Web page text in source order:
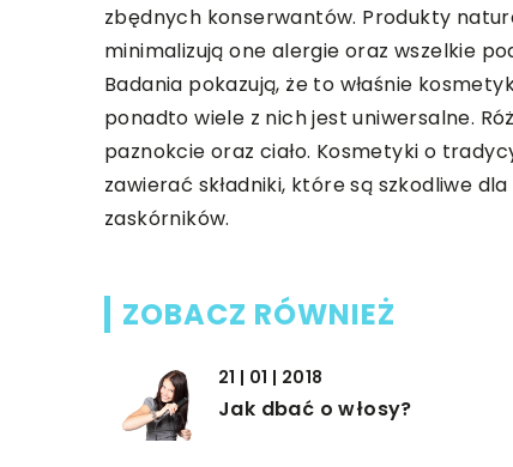
zbędnych konserwantów. Produkty
minimalizują one alergie oraz wszelkie
Badania pokazują, że to właśnie
ponadto wiele z nich jest uniwersalne.
paznokcie oraz ciało. Kosmetyki o
zawierać składniki, które są szkodliwe
zaskórników.
ZOBACZ RÓWNIEŻ
21 | 01 | 2018
Jak dbać o włosy?